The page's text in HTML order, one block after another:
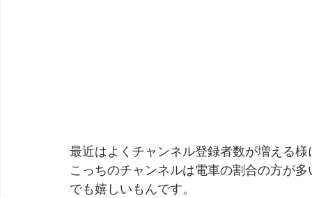
最近はよくチャンネル登録者数が増える
こっちのチャンネルは電車の割合の方が
でも嬉しいもんです。